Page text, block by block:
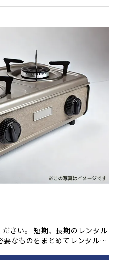
さい。 短期、長期のレンタル
要なものをまとめてレンタル